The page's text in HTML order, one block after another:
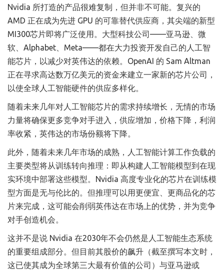
Nvidia 所打造的产品很难复制，但并非不可能。复兴的
AMD 正在成为先进 GPU 的可靠替代供应商，其尖端的新型
MI300芯片即将广泛使用。大型科技公司——亚马逊、微
软、Alphabet、Meta——都在大力投资开发自己的人工智
能芯片，以减少对英伟达的依赖。OpenAI 的 Sam Altman
正在寻求高达数万亿美元的资金来建立一家新的芯片公司，
以使全球人工智能硬件的供应多样化。
随着未来几年对人工智能芯片的需求持续增长，无情的市场
力量将确保更多竞争对手进入，供应增加，价格下降，利润
率收紧，英伟达的市场份额将下降。
此外，随着未来几年市场的成熟，人工智能计算工作负载的
主要类型将从训练转向推理：即从构建人工智能模型到在现
实环境中部署这些模型。Nvidia 高度专业化的芯片在训练模
型方面是无与伦比的。但推理可以用更便宜、更商品化的芯
片来完成，这可能会削弱英伟达在市场上的优势，并为竞争
对手创造机会。
这并不是说 Nvidia 在2030年不会仍然是人工智能生态系统
的重要组成部分。但目前其股价的飙升（截至撰写本文时，
这已使其成为全球第三大最有价值的公司）与亚马逊或